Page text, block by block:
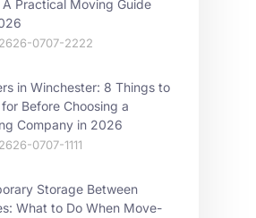
A Practical Moving Guide
0707-2222
in Winchester: 8 Things to
Before Choosing a
Company in 2026
0707-1111
Storage Between
What to Do When Move-